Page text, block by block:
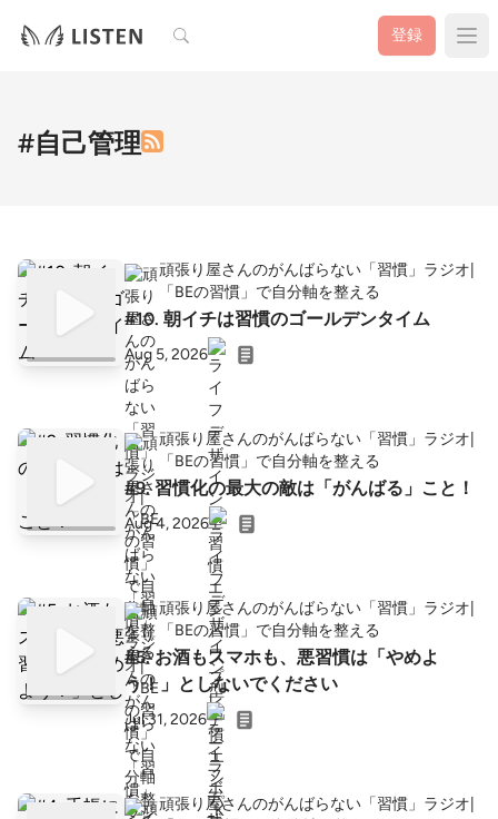
検索 登録
#自己管理
頑張り屋さんのがんばらない「習慣」ラジオ|
「BEの習慣」で自分軸を整える
#10. 朝イチは習慣のゴールデンタイム
Aug 5, 2026
頑張り屋さんのがんばらない「習慣」ラジオ|
「BEの習慣」で自分軸を整える
#9. 習慣化の最大の敵は「がんばる」こと！
Aug 4, 2026
頑張り屋さんのがんばらない「習慣」ラジオ|
「BEの習慣」で自分軸を整える
#5. お酒もスマホも、悪習慣は「やめよ
う！」としないでください
Jul 31, 2026
頑張り屋さんのがんばらない「習慣」ラジオ|